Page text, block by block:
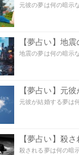
元彼の夢は何の暗示
【夢占い】地
地震の夢は何の暗示
【夢占い】元
元彼が結婚する夢は
【夢占い】殺
殺される夢は何の暗